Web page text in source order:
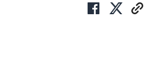
som kan kommunicera via